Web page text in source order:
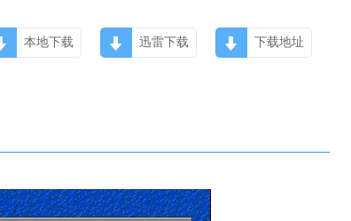
本地下载 迅雷下载 下载地址